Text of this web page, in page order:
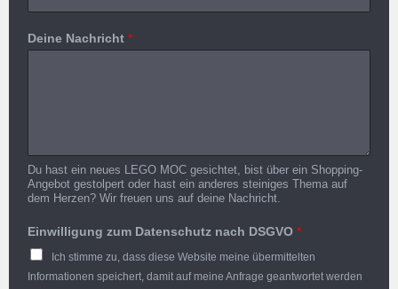
Deine Nachricht *
Du hast ein neues LEGO MOC gesichtet, bist über ein Shopping-
Angebot gestolpert oder hast ein anderes steiniges Thema auf
dem Herzen? Wir freuen uns auf deine Nachricht.
Einwilligung zum Datenschutz nach DSGVO *
Ich stimme zu, dass diese Website meine übermittelten
Informationen speichert, damit auf meine Anfrage geantwortet werden